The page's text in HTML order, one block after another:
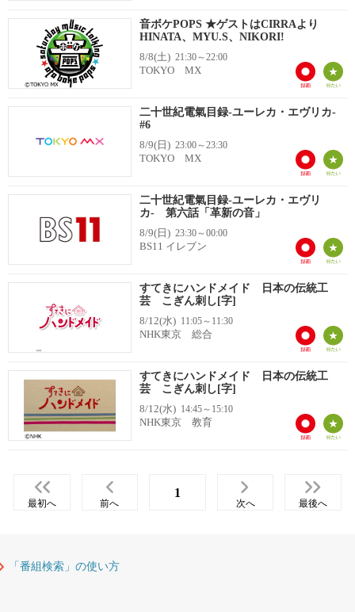
音ボケPOPS ★ゲストはCIRRAより
HINATA、MYU.S、NIKORI!
8/8(土) 21:30～22:00
TOKYO MX
二十世紀電氣目録-ユーレカ・エヴリカ-
#6
8/9(日) 23:00～23:30
TOKYO MX
二十世紀電氣目録-ユーレカ・エヴリ
カ- 第六話「革新の音」
8/9(日) 23:30～00:00
BS11 イレブン
すてきにハンドメイド 日本の伝統工
芸 こぎん刺し[字]
8/12(水) 11:05～11:30
NHK東京 総合
すてきにハンドメイド 日本の伝統工
芸 こぎん刺し[字]
8/12(水) 14:45～15:10
NHK東京 教育
最初へ 前へ
1
次へ 最後へ
「番組検索」の使い方